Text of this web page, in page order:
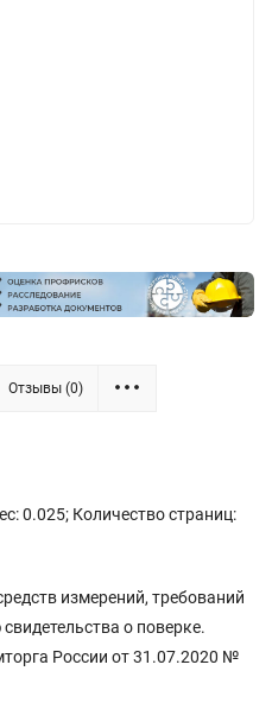
Отзывы (0)
0.025; Количество страниц:
измерений, требований
о поверке.
России от 31.07.2020 №